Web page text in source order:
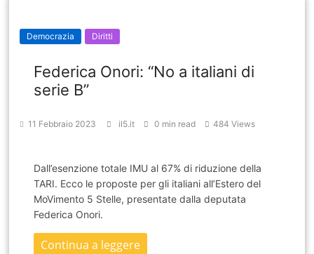
Democrazia Diritti
Federica Onori: “No a italiani di
serie B”
11 Febbraio 2023 il5.it 0 min read 484 Views
Dall’esenzione totale IMU al 67% di riduzione della
TARI. Ecco le proposte per gli italiani all’Estero del
MoVimento 5 Stelle, presentate dalla deputata
Federica Onori.
Continua a leggere